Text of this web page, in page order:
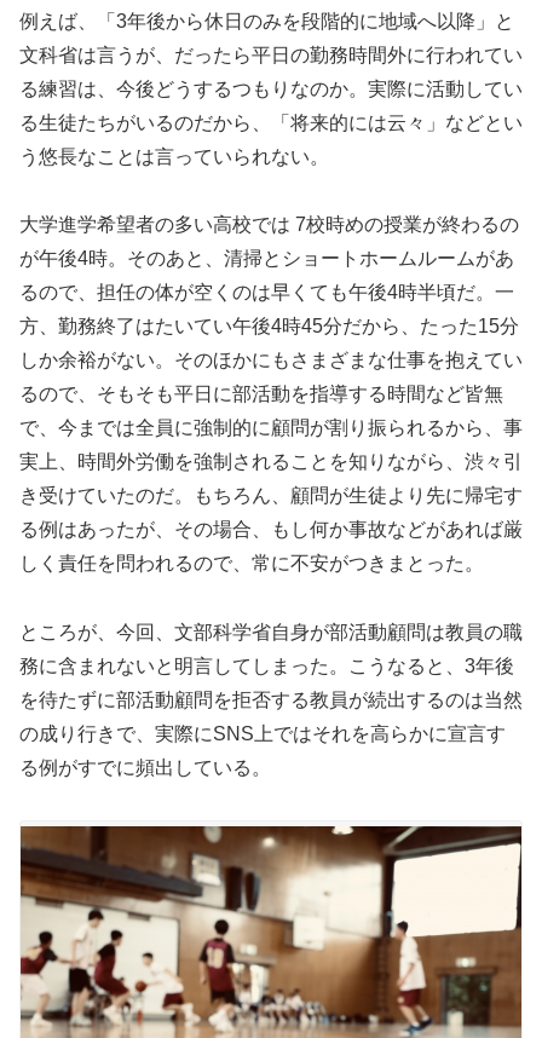
例えば、「3年後から休日のみを段階的に地域へ以降」と
文科省は言うが、だったら平日の勤務時間外に行われてい
る練習は、今後どうするつもりなのか。実際に活動してい
る生徒たちがいるのだから、「将来的には云々」などとい
う悠長なことは言っていられない。
大学進学希望者の多い高校では 7校時めの授業が終わるの
が午後4時。そのあと、清掃とショートホームルームがあ
るので、担任の体が空くのは早くても午後4時半頃だ。一
方、勤務終了はたいてい午後4時45分だから、たった15分
しか余裕がない。そのほかにもさまざまな仕事を抱えてい
るので、そもそも平日に部活動を指導する時間など皆無
で、今までは全員に強制的に顧問が割り振られるから、事
実上、時間外労働を強制されることを知りながら、渋々引
き受けていたのだ。もちろん、顧問が生徒より先に帰宅す
る例はあったが、その場合、もし何か事故などがあれば厳
しく責任を問われるので、常に不安がつきまとった。
ところが、今回、文部科学省自身が部活動顧問は教員の職
務に含まれないと明言してしまった。こうなると、3年後
を待たずに部活動顧問を拒否する教員が続出するのは当然
の成り行きで、実際にSNS上ではそれを高らかに宣言す
る例がすでに頻出している。